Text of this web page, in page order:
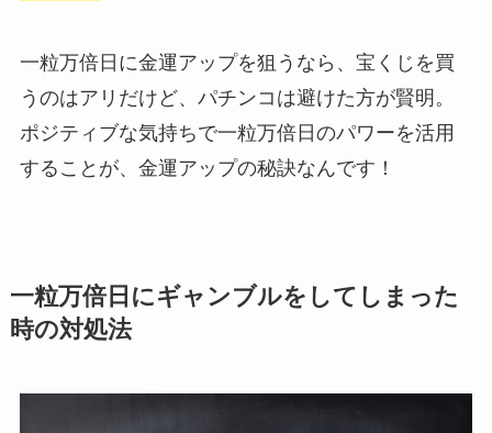
一粒万倍日に金運アップを狙うなら、宝くじを買
うのはアリだけど、パチンコは避けた方が賢明。
ポジティブな気持ちで一粒万倍日のパワーを活用
することが、金運アップの秘訣なんです！
一粒万倍日にギャンブルをしてしまった
時の対処法